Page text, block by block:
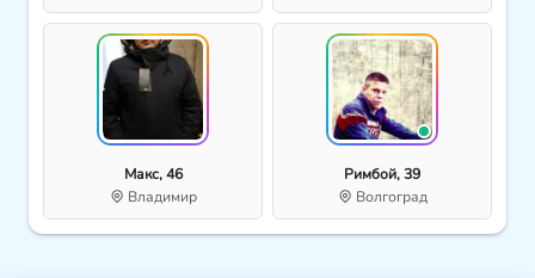
Макс, 46
Владимир
Римбой, 39
Волгоград